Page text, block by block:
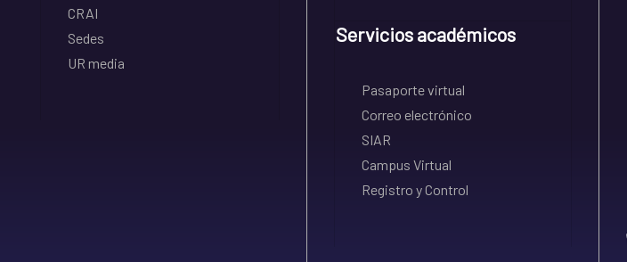
CRAI
Sedes
UR media
Servicios académicos
Pasaporte virtual
Correo electrónico
SIAR
Campus Virtual
Registro y Control